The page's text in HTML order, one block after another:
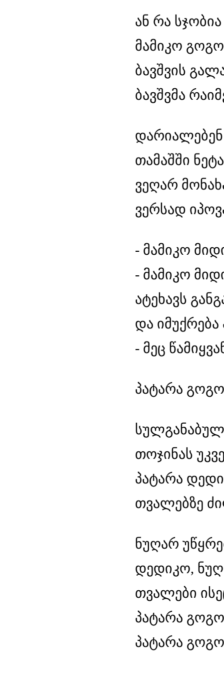
ან რა
მამიკო
ბავშვის
ბავშვმა
თამაშში
ვეღარ
ვერსად
- მამიკო
- მამიკო
ატეხავს
და
- მეც
პატარა
თოჯინას
პატარა
თვალებზე
ნუღარ
დედიკო,
თვალები
პატარა
პატარა